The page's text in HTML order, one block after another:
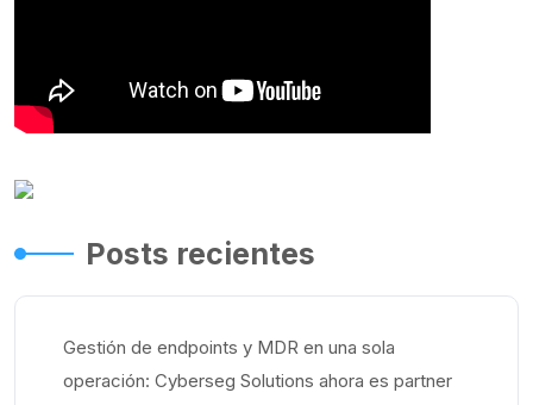
Posts recientes
Gestión de endpoints y MDR en una sola
operación: Cyberseg Solutions ahora es partner